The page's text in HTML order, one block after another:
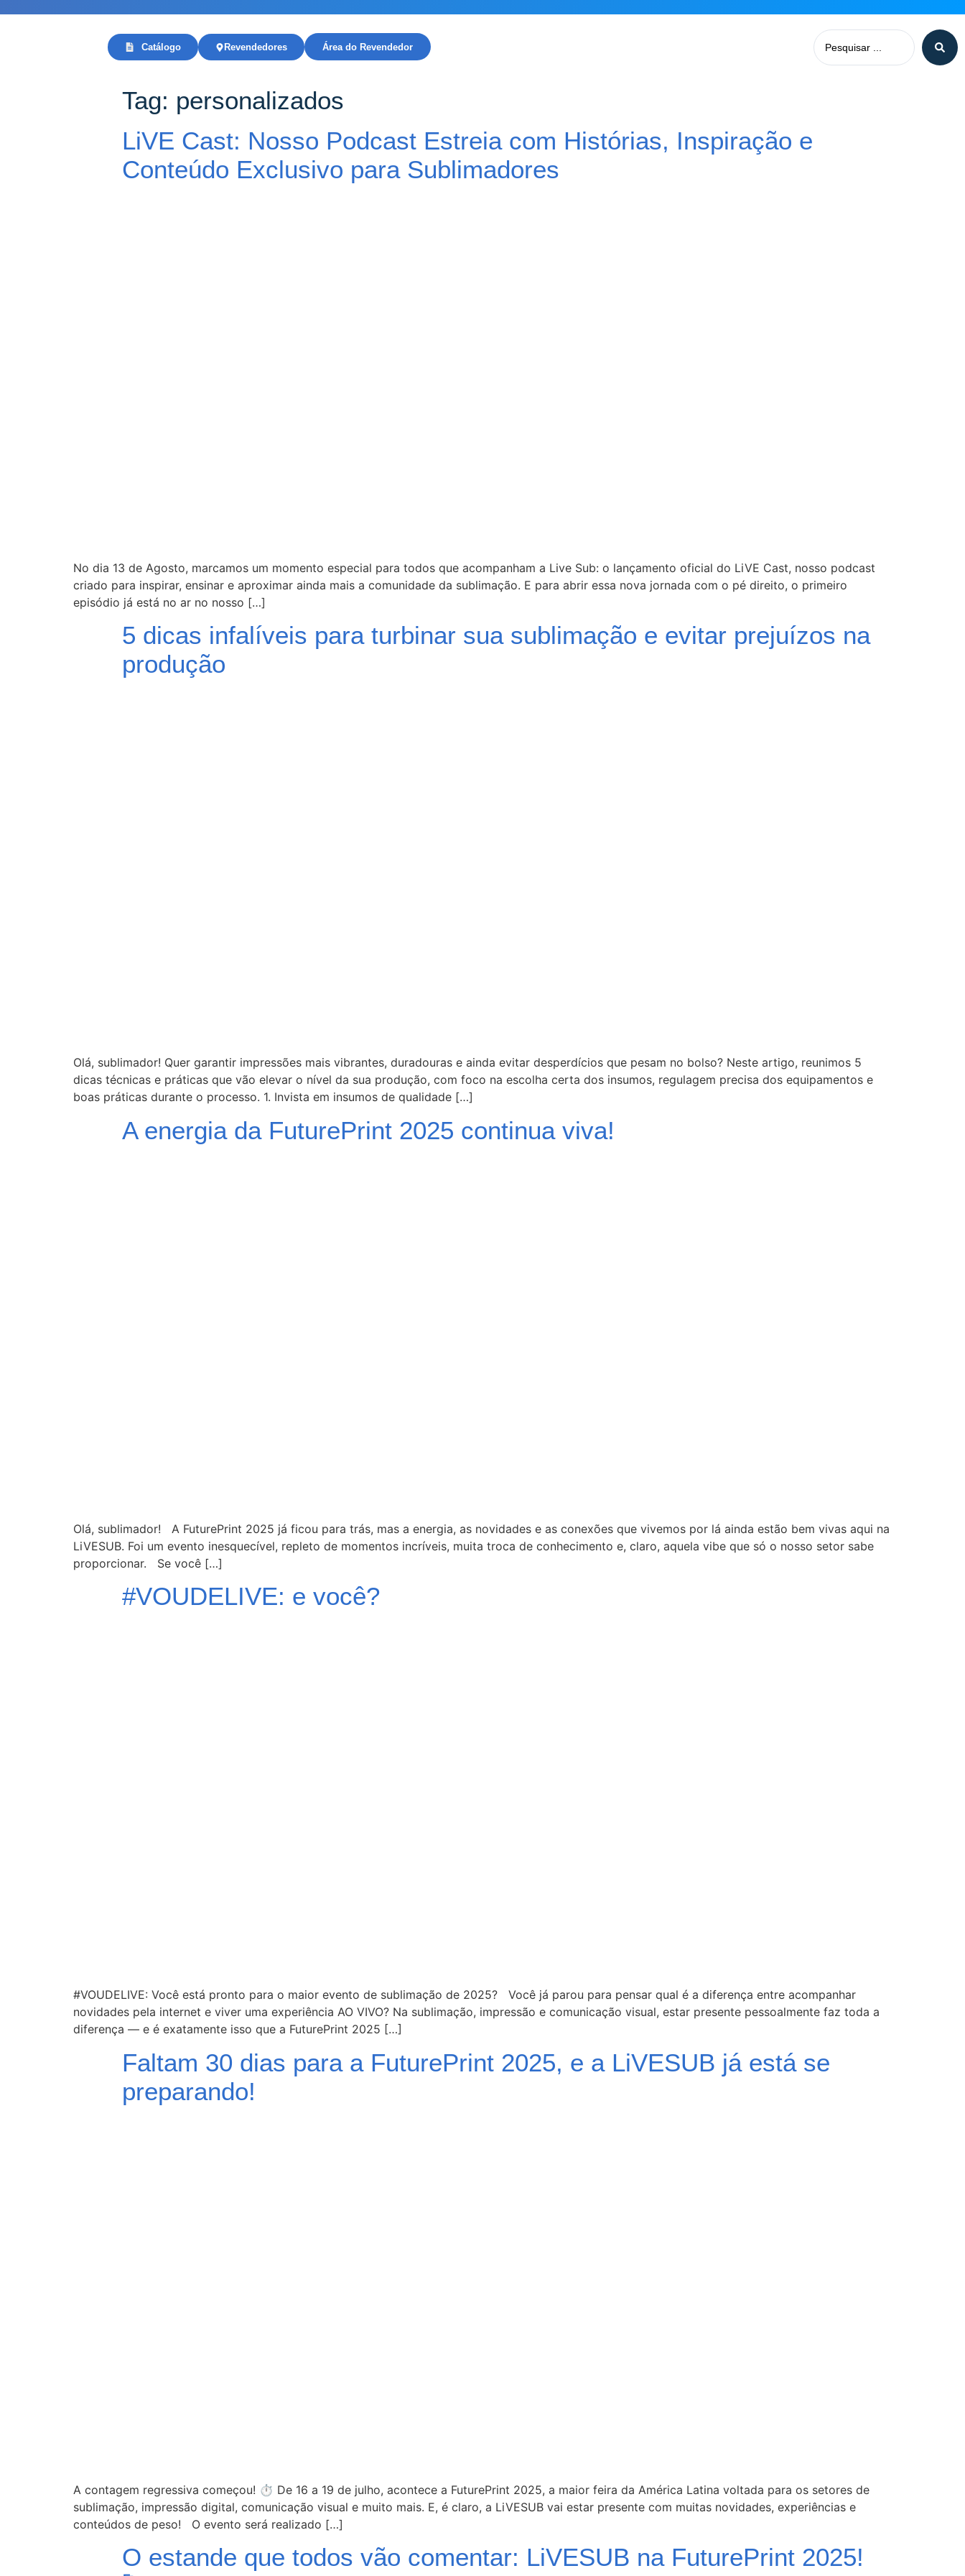
Catálogo Revendedores Área do Revendedor
Tag: personalizados
LiVE Cast: Nosso Podcast Estreia com Histórias, Inspiração e
Conteúdo Exclusivo para Sublimadores
No dia 13 de Agosto, marcamos um momento especial para todos que acompanham a Live Sub: o lançamento oficial do LiVE Cast, nosso podcast
criado para inspirar, ensinar e aproximar ainda mais a comunidade da sublimação. E para abrir essa nova jornada com o pé direito, o primeiro
episódio já está no ar no nosso […]
5 dicas infalíveis para turbinar sua sublimação e evitar prejuízos na
produção
Olá, sublimador! Quer garantir impressões mais vibrantes, duradouras e ainda evitar desperdícios que pesam no bolso? Neste artigo, reunimos 5
dicas técnicas e práticas que vão elevar o nível da sua produção, com foco na escolha certa dos insumos, regulagem precisa dos equipamentos e
boas práticas durante o processo. 1. Invista em insumos de qualidade […]
A energia da FuturePrint 2025 continua viva!
Olá, sublimador! A FuturePrint 2025 já ficou para trás, mas a energia, as novidades e as conexões que vivemos por lá ainda estão bem vivas aqui na
LiVESUB. Foi um evento inesquecível, repleto de momentos incríveis, muita troca de conhecimento e, claro, aquela vibe que só o nosso setor sabe
proporcionar. Se você […]
#VOUDELIVE: e você?
#VOUDELIVE: Você está pronto para o maior evento de sublimação de 2025? Você já parou para pensar qual é a diferença entre acompanhar
novidades pela internet e viver uma experiência AO VIVO? Na sublimação, impressão e comunicação visual, estar presente pessoalmente faz toda a
diferença — e é exatamente isso que a FuturePrint 2025 […]
Faltam 30 dias para a FuturePrint 2025, e a LiVESUB já está se
preparando!
A contagem regressiva começou! ⏱ De 16 a 19 de julho, acontece a FuturePrint 2025, a maior feira da América Latina voltada para os setores de
sublimação, impressão digital, comunicação visual e muito mais. E, é claro, a LiVESUB vai estar presente com muitas novidades, experiências e
conteúdos de peso! O evento será realizado […]
O estande que todos vão comentar: LiVESUB na FuturePrint 2025!